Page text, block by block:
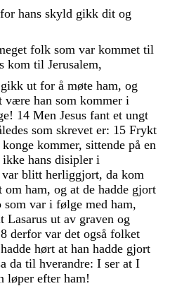
for hans skyld gikk dit og
folk som var kommet til
kom til Jerusalem,
gikk ut for å møte ham, og
være han som kommer i
! 14 Men Jesus fant et ungt
som skrevet er: 15 Frykt
konge kommer, sittende på en
ikke hans disipler i
var blitt herliggjort, da kom
om ham, og at de hadde gjort
som var i følge med ham,
Lasarus ut av graven og
derfor var det også folket
hadde hørt at han hadde gjort
da til hverandre: I ser at I
løper efter ham!